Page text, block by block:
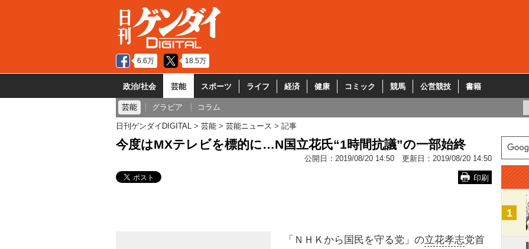
6.6万 18.5万
政治/社会 芸能 スポーツ ライフ 経済 健康 コミック 競馬 公営競技 書籍
芸能 グラビア コラム
日刊ゲンダイDIGITAL 芸能 芸能ニュース 記事
今度はMXテレビを標的に…N国立花氏“1時間抗議”の一部始終
公開日： 2019/08/20 14:50 更新日： 2019/08/20 14:50
印刷
「ＮＨＫから国民を守る党」の立花孝志党首
1